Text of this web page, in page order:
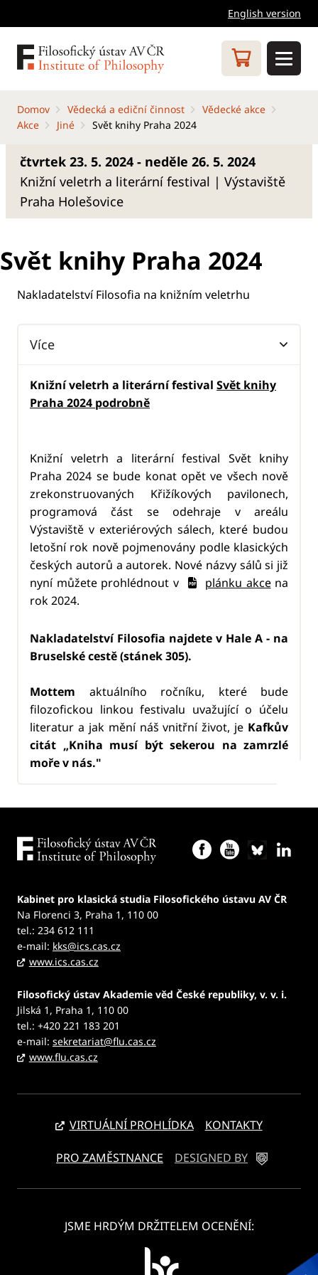
English version
Domov Vědecká a ediční činnost
Vědecké akce
Akce
Jiné Svět knihy Praha 2024
čtvrtek 23. 5. 2024 - neděle 26. 5. 2024
Knižní veletrh a literární festival | Výstaviště
Praha Holešovice
Svět knihy Praha 2024
Nakladatelství Filosofia na knižním veletrhu
Více
Knižní veletrh a literární festival Svět knihy
Praha 2024 podrobně
Knižní veletrh a literární festival Svět knihy
Praha 2024 se bude konat opět ve všech nově
zrekonstruovaných Křižíkových pavilonech,
programová část se odehraje v areálu
Výstaviště v exteriérových sálech, které budou
letošní rok nově pojmenovány podle klasických
českých autorů a autorek. Nové názvy sálů si již
nyní můžete prohlédnout v
plánku akcena
rok 2024.
Nakladatelství Filosofia najdete v Hale A - na
Bruselské cestě (stánek 305).
Mottem aktuálního ročníku, které bude
filozofickou linkou festivalu uvažující o účelu
literatur a jak mění náš vnitřní život, je Kafkův
citát „Kniha musí být sekerou na zamrzlé
moře v nás."
Kabinet pro klasická studia Filosofického ústavu AV ČR
Na Florenci 3, Praha 1, 110 00
tel.: 234 612 111
e-mail: kks@ics.cas.cz
www.ics.cas.cz
Filosofický ústav Akademie věd České republiky, v. v. i.
Jilská 1, Praha 1, 110 00
tel.: +420 221 183 201
e-mail: sekretariat@flu.cas.cz
www.flu.cas.cz
VIRTUÁLNÍ PROHLÍDKA KONTAKTY
PRO ZAMĚSTNANCE DESIGNED BY
JSME HRDÝM DRŽITELEM OCENĚNÍ: